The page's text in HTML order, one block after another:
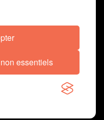
essentiels
2026